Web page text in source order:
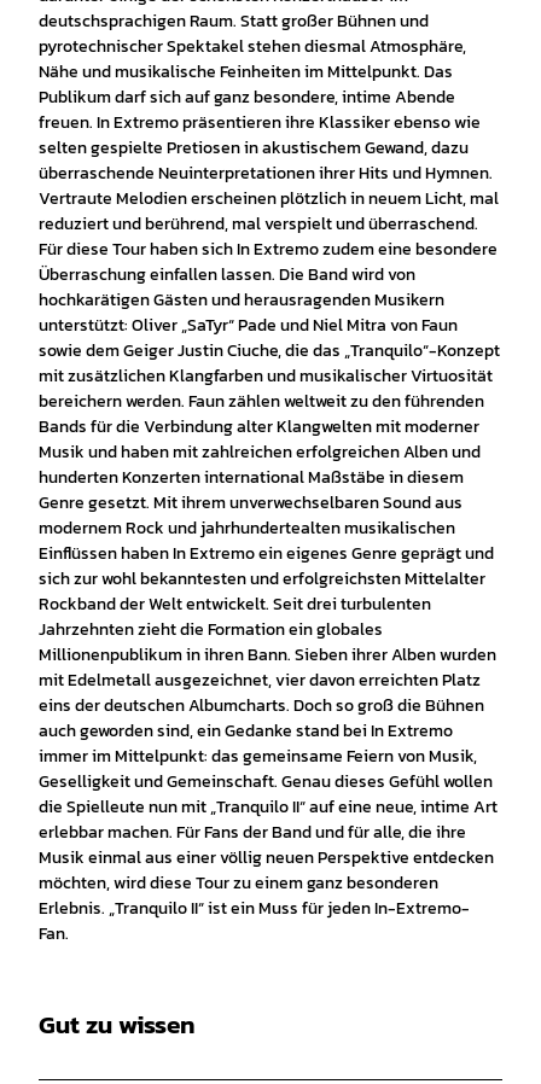
deutschsprachigen Raum. Statt großer Bühnen und
pyrotechnischer Spektakel stehen diesmal Atmosphäre,
Nähe und musikalische Feinheiten im Mittelpunkt. Das
Publikum darf sich auf ganz besondere, intime Abende
freuen. In Extremo präsentieren ihre Klassiker ebenso wie
selten gespielte Pretiosen in akustischem Gewand, dazu
überraschende Neuinterpretationen ihrer Hits und Hymnen.
Vertraute Melodien erscheinen plötzlich in neuem Licht, mal
reduziert und berührend, mal verspielt und überraschend.
Für diese Tour haben sich In Extremo zudem eine besondere
Überraschung einfallen lassen. Die Band wird von
hochkarätigen Gästen und herausragenden Musikern
unterstützt: Oliver „SaTyr“ Pade und Niel Mitra von Faun
sowie dem Geiger Justin Ciuche, die das „Tranquilo“-Konzept
mit zusätzlichen Klangfarben und musikalischer Virtuosität
bereichern werden. Faun zählen weltweit zu den führenden
Bands für die Verbindung alter Klangwelten mit moderner
Musik und haben mit zahlreichen erfolgreichen Alben und
hunderten Konzerten international Maßstäbe in diesem
Genre gesetzt. Mit ihrem unverwechselbaren Sound aus
modernem Rock und jahrhundertealten musikalischen
Einflüssen haben In Extremo ein eigenes Genre geprägt und
sich zur wohl bekanntesten und erfolgreichsten Mittelalter
Rockband der Welt entwickelt. Seit drei turbulenten
Jahrzehnten zieht die Formation ein globales
Millionenpublikum in ihren Bann. Sieben ihrer Alben wurden
mit Edelmetall ausgezeichnet, vier davon erreichten Platz
eins der deutschen Albumcharts. Doch so groß die Bühnen
auch geworden sind, ein Gedanke stand bei In Extremo
immer im Mittelpunkt: das gemeinsame Feiern von Musik,
Geselligkeit und Gemeinschaft. Genau dieses Gefühl wollen
die Spielleute nun mit „Tranquilo II“ auf eine neue, intime Art
erlebbar machen. Für Fans der Band und für alle, die ihre
Musik einmal aus einer völlig neuen Perspektive entdecken
möchten, wird diese Tour zu einem ganz besonderen
Erlebnis. „Tranquilo II“ ist ein Muss für jeden In-Extremo-
Fan.
Gut zu wissen